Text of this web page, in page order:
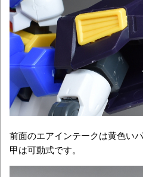
前面のエアインテークは黄色い
甲は可動式です。